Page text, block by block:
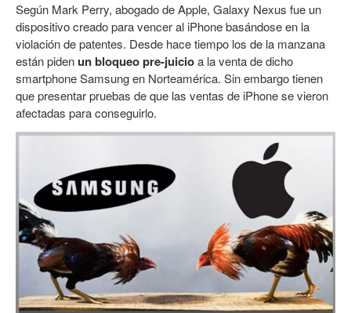
Según Mark Perry, abogado de Apple, Galaxy Nexus fue un
dispositivo creado para vencer al iPhone basándose en la
violación de patentes. Desde hace tiempo los de la manzana
están pidenun bloqueo pre-juicioa la venta de dicho
smartphone Samsung en Norteamérica. Sin embargo tienen
que presentar pruebas de que las ventas de iPhone se vieron
afectadas para conseguirlo.